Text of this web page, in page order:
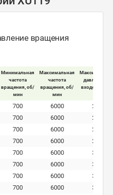
вращения
Минимальная
частота
вращения, об/
мин
Максимальная
частота
вращения, об/
мин
давление на
входе
700 6000
280
700 6000
290
700 6000
290
700 6000
290
700 6000
300
700 6000
300
700 6000
300
700 6000
300